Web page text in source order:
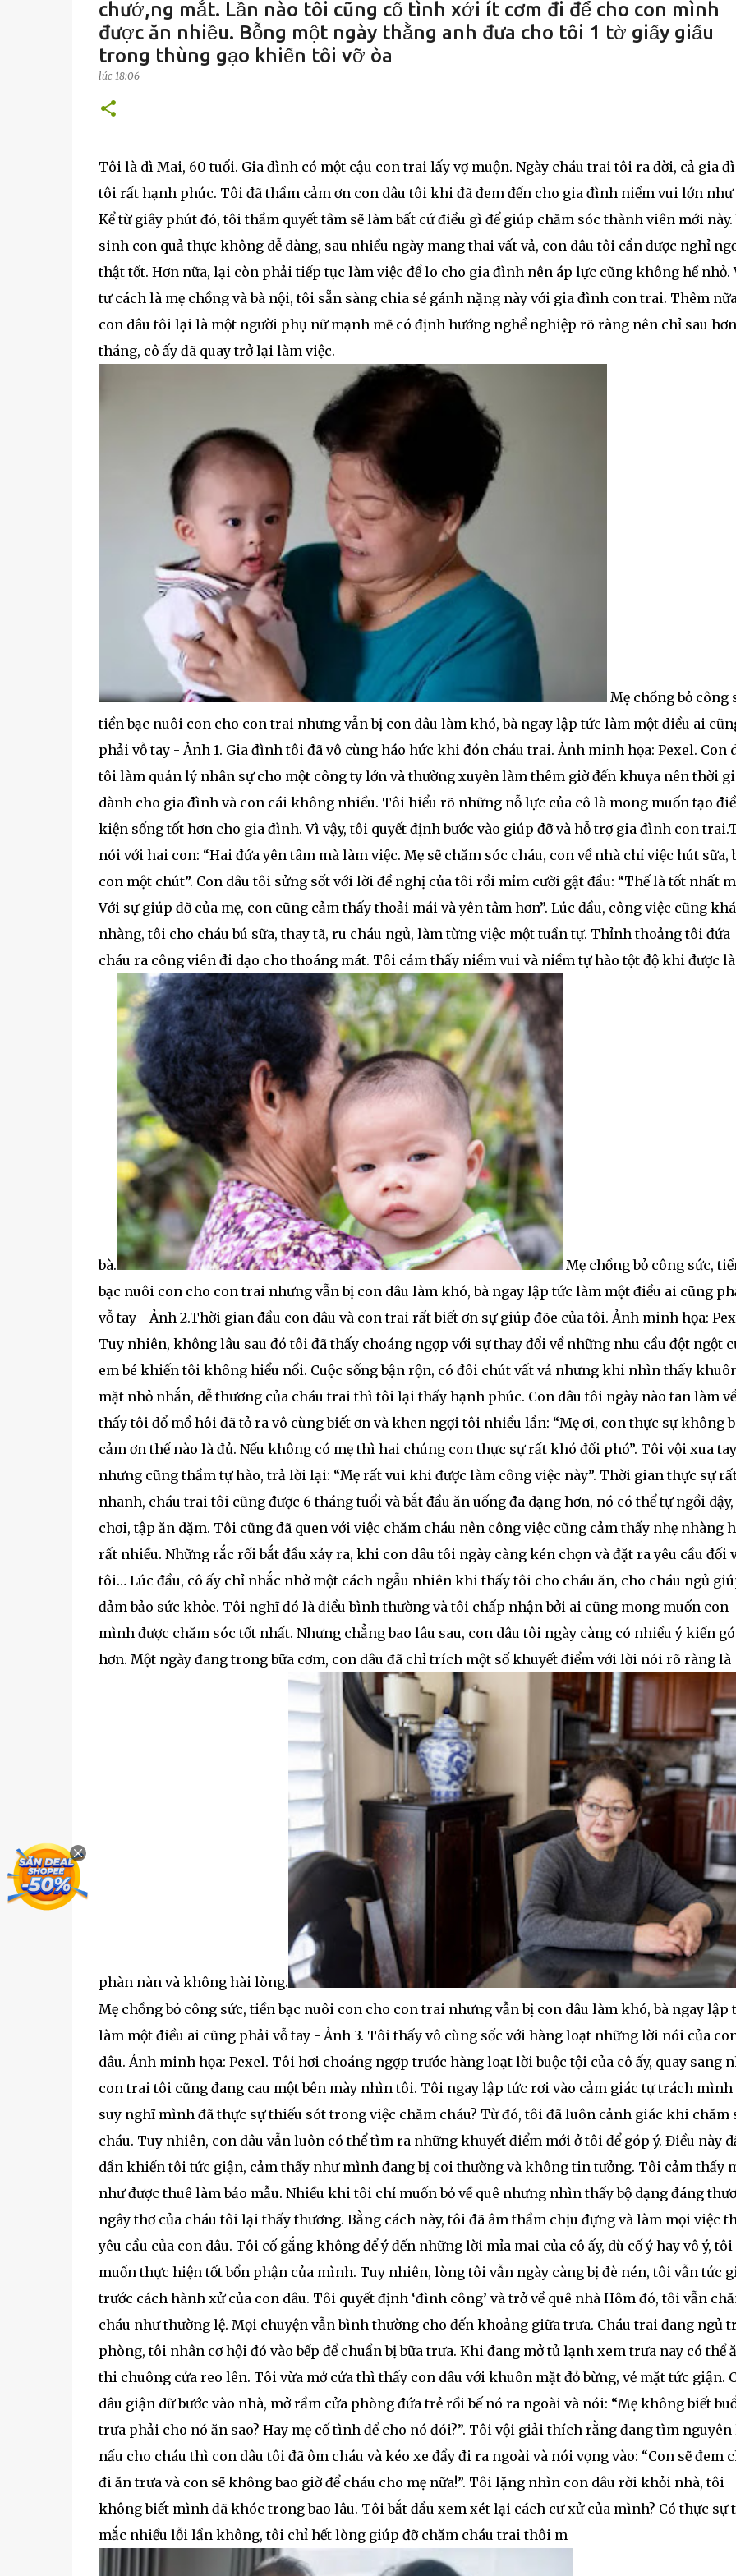
chướ,ng mắt. Lần nào tôi cũng cố tình xới ít cơm đi để cho con mình
được ăn nhiều. Bỗng một ngày thằng anh đưa cho tôi 1 tờ giấy giấu
trong thùng gạo khiến tôi vỡ òa
lúc 18:06
Tôi là dì Mai, 60 tuổi. Gia đình có một cậu con trai lấy vợ muộn. Ngày cháu trai tôi ra đời, cả gia
tôi rất hạnh phúc. Tôi đã thầm cảm ơn con dâu tôi khi đã đem đến cho gia đình niềm vui lớn như
Kể từ giây phút đó, tôi thầm quyết tâm sẽ làm bất cứ điều gì để giúp chăm sóc thành viên mới này.
sinh con quả thực không dễ dàng, sau nhiều ngày mang thai vất vả, con dâu tôi cần được nghỉ
thật tốt. Hơn nữa, lại còn phải tiếp tục làm việc để lo cho gia đình nên áp lực cũng không hề nhỏ.
tư cách là mẹ chồng và bà nội, tôi sẵn sàng chia sẻ gánh nặng này với gia đình con trai. Thêm
con dâu tôi lại là một người phụ nữ mạnh mẽ có định hướng nghề nghiệp rõ ràng nên chỉ sau hơn
tháng, cô ấy đã quay trở lại làm việc.
Mẹ chồng bỏ công
tiền bạc nuôi con cho con trai nhưng vẫn bị con dâu làm khó, bà ngay lập tức làm một điều ai
phải vỗ tay - Ảnh 1. Gia đình tôi đã vô cùng háo hức khi đón cháu trai. Ảnh minh họa: Pexel. Con
tôi làm quản lý nhân sự cho một công ty lớn và thường xuyên làm thêm giờ đến khuya nên thời
dành cho gia đình và con cái không nhiều. Tôi hiểu rõ những nỗ lực của cô là mong muốn tạo
kiện sống tốt hơn cho gia đình. Vì vậy, tôi quyết định bước vào giúp đỡ và hỗ trợ gia đình con
nói với hai con: “Hai đứa yên tâm mà làm việc. Mẹ sẽ chăm sóc cháu, con về nhà chỉ việc hút sữa,
con một chút”. Con dâu tôi sửng sốt với lời đề nghị của tôi rồi mỉm cười gật đầu: “Thế là tốt nhất
Với sự giúp đỡ của mẹ, con cũng cảm thấy thoải mái và yên tâm hơn”. Lúc đầu, công việc cũng
nhàng, tôi cho cháu bú sữa, thay tã, ru cháu ngủ, làm từng việc một tuần tự. Thỉnh thoảng tôi đứa
cháu ra công viên đi dạo cho thoáng mát. Tôi cảm thấy niềm vui và niềm tự hào tột độ khi được
bà.
Mẹ chồng bỏ công sức,
bạc nuôi con cho con trai nhưng vẫn bị con dâu làm khó, bà ngay lập tức làm một điều ai cũng
vỗ tay - Ảnh 2.Thời gian đầu con dâu và con trai rất biết ơn sự giúp đõe của tôi. Ảnh minh họa:
Tuy nhiên, không lâu sau đó tôi đã thấy choáng ngợp với sự thay đổi về những nhu cầu đột ngột
em bé khiến tôi không hiểu nổi. Cuộc sống bận rộn, có đôi chút vất vả nhưng khi nhìn thấy
mặt nhỏ nhắn, dễ thương của cháu trai thì tôi lại thấy hạnh phúc. Con dâu tôi ngày nào tan làm về
thấy tôi đổ mồ hôi đã tỏ ra vô cùng biết ơn và khen ngợi tôi nhiều lần: “Mẹ ơi, con thực sự không
cảm ơn thế nào là đủ. Nếu không có mẹ thì hai chúng con thực sự rất khó đối phó”. Tôi vội xua tay
nhưng cũng thầm tự hào, trả lời lại: “Mẹ rất vui khi được làm công việc này”. Thời gian thực sự
nhanh, cháu trai tôi cũng được 6 tháng tuổi và bắt đầu ăn uống đa dạng hơn, nó có thể tự ngồi
chơi, tập ăn dặm. Tôi cũng đã quen với việc chăm cháu nên công việc cũng cảm thấy nhẹ nhàng
rất nhiều. Những rắc rối bắt đầu xảy ra, khi con dâu tôi ngày càng kén chọn và đặt ra yêu cầu đối
tôi… Lúc đầu, cô ấy chỉ nhắc nhở một cách ngẫu nhiên khi thấy tôi cho cháu ăn, cho cháu ngủ
đảm bảo sức khỏe. Tôi nghĩ đó là điều bình thường và tôi chấp nhận bởi ai cũng mong muốn con
mình được chăm sóc tốt nhất. Nhưng chẳng bao lâu sau, con dâu tôi ngày càng có nhiều ý kiến
hơn. Một ngày đang trong bữa cơm, con dâu đã chỉ trích một số khuyết điểm với lời nói rõ ràng là
phàn nàn và không hài lòng.
Mẹ chồng bỏ công sức, tiền bạc nuôi con cho con trai nhưng vẫn bị con dâu làm khó, bà ngay lập
làm một điều ai cũng phải vỗ tay - Ảnh 3. Tôi thấy vô cùng sốc với hàng loạt những lời nói của
dâu. Ảnh minh họa: Pexel. Tôi hơi choáng ngợp trước hàng loạt lời buộc tội của cô ấy, quay sang
con trai tôi cũng đang cau một bên mày nhìn tôi. Tôi ngay lập tức rơi vào cảm giác tự trách mình
suy nghĩ mình đã thực sự thiếu sót trong việc chăm cháu? Từ đó, tôi đã luôn cảnh giác khi chăm
cháu. Tuy nhiên, con dâu vẫn luôn có thể tìm ra những khuyết điểm mới ở tôi để góp ý. Điều này
dần khiến tôi tức giận, cảm thấy như mình đang bị coi thường và không tin tưởng. Tôi cảm thấy
như được thuê làm bảo mẫu. Nhiều khi tôi chỉ muốn bỏ về quê nhưng nhìn thấy bộ dạng đáng
ngây thơ của cháu tôi lại thấy thương. Bằng cách này, tôi đã âm thầm chịu đựng và làm mọi việc
yêu cầu của con dâu. Tôi cố gắng không để ý đến những lời mỉa mai của cô ấy, dù cố ý hay vô ý,
muốn thực hiện tốt bổn phận của mình. Tuy nhiên, lòng tôi vẫn ngày càng bị đè nén, tôi vẫn tức
trước cách hành xử của con dâu. Tôi quyết định ‘đình công’ và trở về quê nhà Hôm đó, tôi vẫn
cháu như thường lệ. Mọi chuyện vẫn bình thường cho đến khoảng giữa trưa. Cháu trai đang ngủ
phòng, tôi nhân cơ hội đó vào bếp để chuẩn bị bữa trưa. Khi đang mở tủ lạnh xem trưa nay có thể
thi chuông cửa reo lên. Tôi vừa mở cửa thì thấy con dâu với khuôn mặt đỏ bừng, vẻ mặt tức giận.
dâu giận dữ bước vào nhà, mở rầm cửa phòng đứa trẻ rồi bế nó ra ngoài và nói: “Mẹ không biết
trưa phải cho nó ăn sao? Hay mẹ cố tình để cho nó đói?”. Tôi vội giải thích rằng đang tìm nguyên
nấu cho cháu thì con dâu tôi đã ôm cháu và kéo xe đẩy đi ra ngoài và nói vọng vào: “Con sẽ đem
đi ăn trưa và con sẽ không bao giờ để cháu cho mẹ nữa!”. Tôi lặng nhìn con dâu rời khỏi nhà, tôi
không biết mình đã khóc trong bao lâu. Tôi bắt đầu xem xét lại cách cư xử của mình? Có thực sự
mắc nhiều lỗi lần không, tôi chỉ hết lòng giúp đỡ chăm cháu trai thôi m